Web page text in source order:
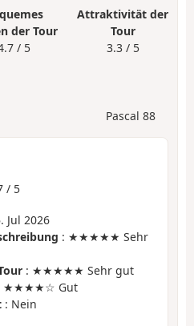
der Tour
/ 5
Attraktivität der
Tour
3.3 / 5
Pascal 88
/ 5
Jul 2026
: ★★★★★ Sehr
: ★★★★★ Sehr gut
★★★★☆ Gut
: Nein